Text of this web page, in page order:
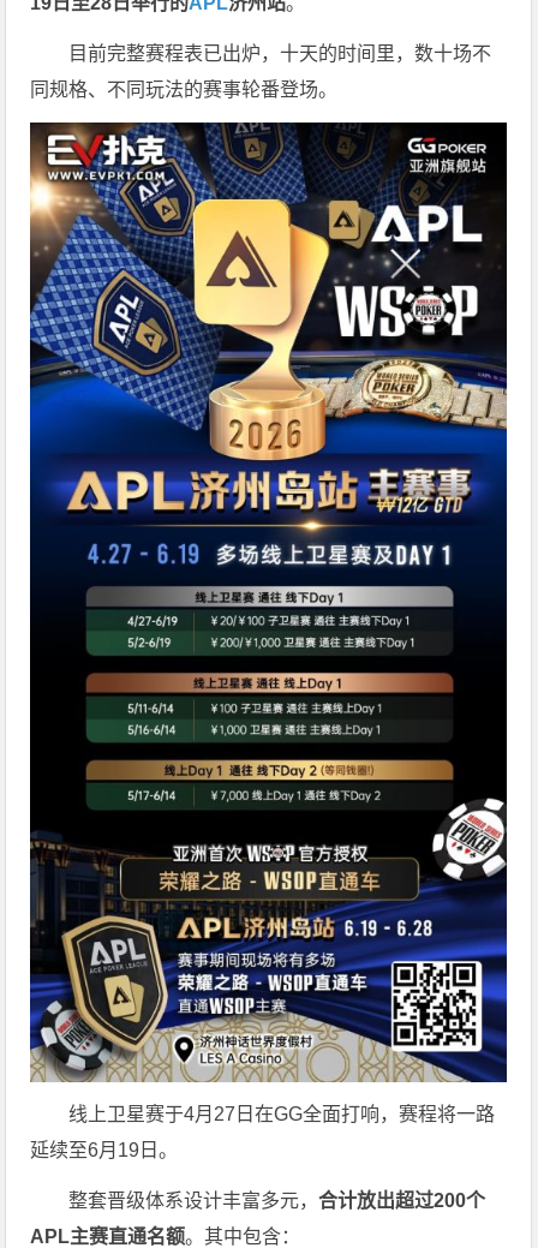
目前完整赛程表已出炉，十天的时间里，数十场不
同规格、不同玩法的赛事轮番登场。
线上卫星赛于4月27日在GG全面打响，赛程将一路
延续至6月19日。
整套晋级体系设计丰富多元，合计放出超过200个
APL主赛直通名额。其中包含：